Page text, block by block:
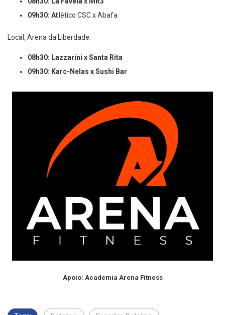
08h30: La Favela x MR3
09h30: Atlético CSC x Abafa
Local, Arena da Liberdade:
08h30: Lazzarini x Santa Rita
09h30: Karc-Nelas x Sushi Bar
Apoio: Academia Arena Fitness